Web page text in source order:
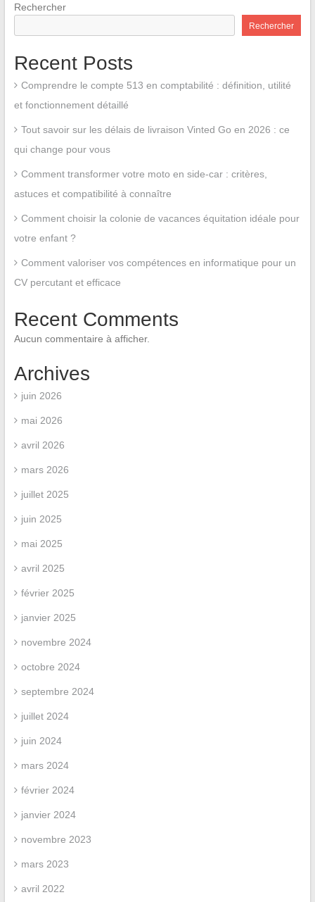
Rechercher
Rechercher
Recent Posts
Comprendre le compte 513 en comptabilité : définition, utilité
et fonctionnement détaillé
Tout savoir sur les délais de livraison Vinted Go en 2026 : ce
qui change pour vous
Comment transformer votre moto en side-car : critères,
astuces et compatibilité à connaître
Comment choisir la colonie de vacances équitation idéale pour
votre enfant ?
Comment valoriser vos compétences en informatique pour un
CV percutant et efficace
Recent Comments
Aucun commentaire à afficher.
Archives
juin 2026
mai 2026
avril 2026
mars 2026
juillet 2025
juin 2025
mai 2025
avril 2025
février 2025
janvier 2025
novembre 2024
octobre 2024
septembre 2024
juillet 2024
juin 2024
mars 2024
février 2024
janvier 2024
novembre 2023
mars 2023
avril 2022